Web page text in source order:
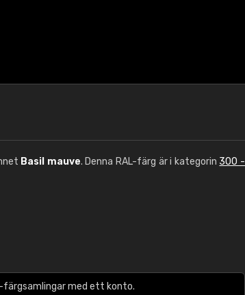
Basil mauve. Denna RAL-färg är i kategorin 300 -
färgsamlingar med ett konto.
RAL K7 vattenbaserad